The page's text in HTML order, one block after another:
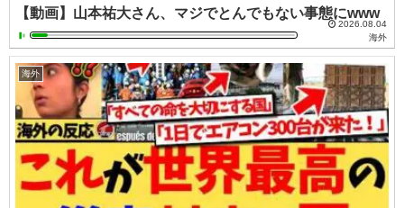
【動画】山本祐大さん、マジでとんでもない事態にwww
2026.08.04
海外
海外